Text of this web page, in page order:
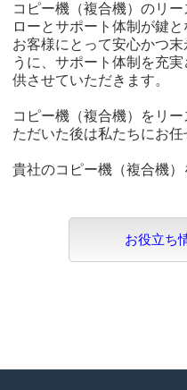
コピー機（複合機）のリ
ローとサポート体制が鍵と
お客様にとって安心かつ
うに、サポート体制を充
供させていただきます。
コピー機（複合機）をリ
ただいた後は私たちにお任
貴社のコピー機（複合機）
お役立ち